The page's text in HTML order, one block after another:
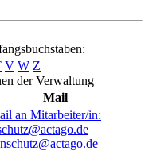
V W Z
der Verwaltung
Mail